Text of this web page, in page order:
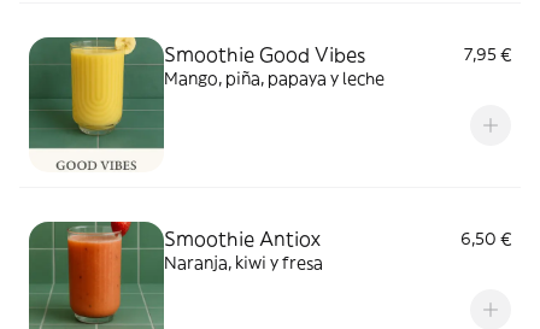
Smoothie Good Vibes
7,95 €
Mango, piña, papaya y leche
Smoothie Antiox
6,50 €
Naranja, kiwi y fresa